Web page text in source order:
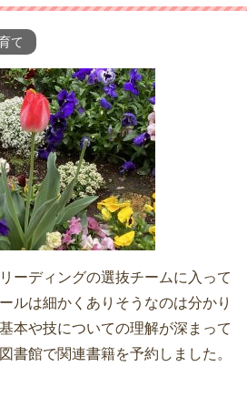
て
ーディングの選抜チームに入って
ルは細かくありそうなのは分かり
本や技についての理解が深まって
書館で関連書籍を予約しました。